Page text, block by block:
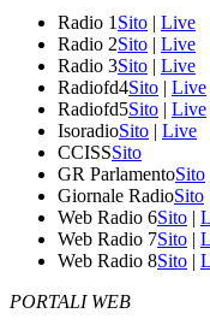
Radio 1 Sito | Live
Radio 2Sito | Live
Radio 3Sito | Live
Radiofd4Sito | Live
Radiofd5Sito | Live
IsoradioSito | Live
CCISSSito
GR ParlamentoSito
Giornale RadioSito
Web Radio 6Sito |
Web Radio 7Sito |
Web Radio 8Sito |
PORTALI WEB